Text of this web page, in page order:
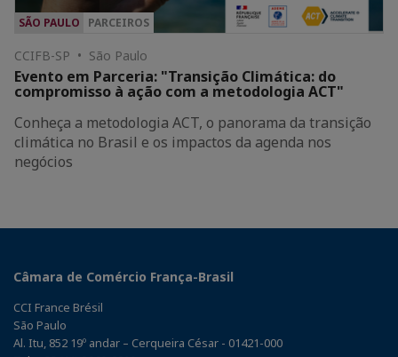
SÃO PAULO PARCEIROS
CCIFB-SP • São Paulo
Evento em Parceria: "Transição Climática: do
compromisso à ação com a metodologia ACT"
Conheça a metodologia ACT, o panorama da transição
climática no Brasil e os impactos da agenda nos
negócios
Câmara de Comércio França-Brasil
CCI France Brésil
São Paulo
Al. Itu, 852 19º andar – Cerqueira César - 01421-000